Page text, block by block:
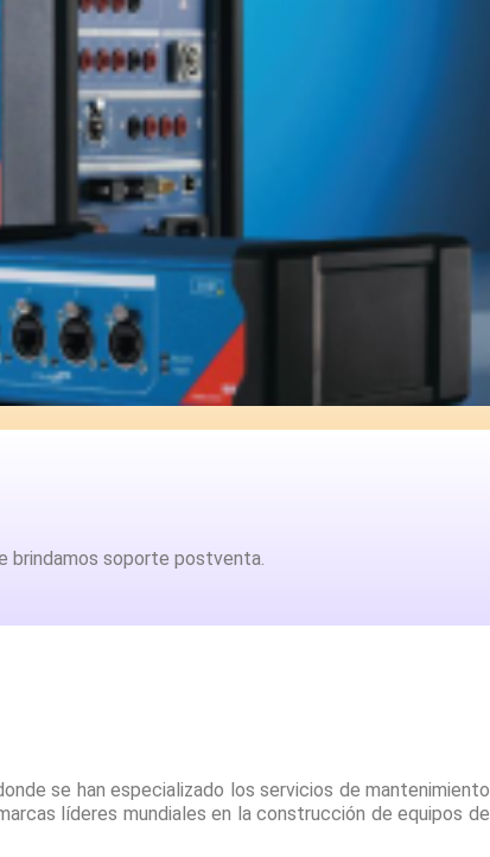
brindamos soporte postventa.
se han especializado los servicios de mantenimiento
líderes mundiales en la construcción de equipos de